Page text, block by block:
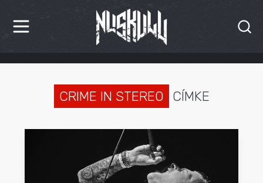
HÍREK
CRIME IN STEREO CÍMKE